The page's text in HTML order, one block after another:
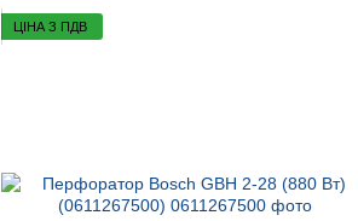
ЦІНА З ПДВ